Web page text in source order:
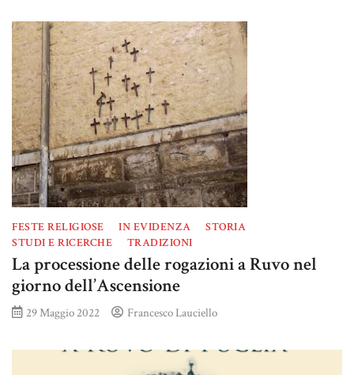
FESTE RELIGIOSE IN EVIDENZA
STORIA
STUDI E RICERCHE
TRADIZIONI
La processione delle rogazioni a Ruvo nel
giorno dell’Ascensione
29 Maggio 2022 Francesco Lauciello